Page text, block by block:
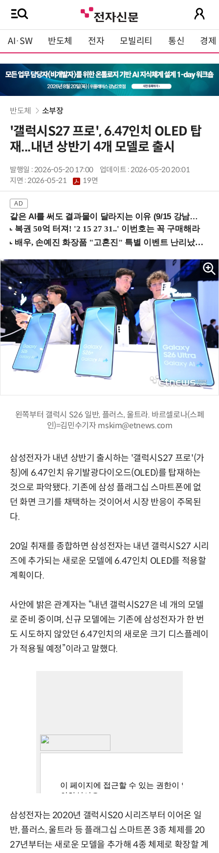
AI·SW 반도체 전자 모빌리티 통신 경제
반도체 소부장
'갤럭시S27 프로', 6.47인치 OLED 탑
재...내년 상반기 4개 모델로 출시
발행일 : 2026-05-20 17:00
업데이트 : 2026-05-20 20:01
지면 :2026-05-21 19면
같은 AI를 써도 결과물이 달라지는 이유 (9/15 강남역)
왼쪽부터 갤럭시 S26 일반, 플러스, 울트라. 바르셀로나(스페
인)=김민수기자 mskim@etnews.com
삼성전자가 내년 상반기 출시하는 '갤럭시S27 프로'(가
칭)에 6.47인치 유기발광다이오드(OLED)를 탑재하는
것으로 파악됐다. 기존에 삼성 플래그십 스마트폰에 없
던 화면 크기를 채택하는 것이어서 시장 반응이 주목된
다.
20일 취재를 종합하면 삼성전자는 내년 갤럭시S27 시리
즈에 추가되는 새로운 모델에 6.47인치 OLED를 적용할
계획이다.
사안에 밝은 관계자는 “내년 갤럭시S27은 네 개의 모델
로 준비 중이며, 신규 모델에는 기존에 삼성전자가 한 번
도 시도하지 않았던 6.47인치의 새로운 크기 디스플레이
가 적용될 예정”이라고 말했다.
삼성전자는 2020년 갤럭시S20 시리즈부터 이어온 일
반, 플러스, 울트라 등 플래그십 스마트폰 3종 체제를 20
27년부터는 새로운 모델을 추가해 4종 체제로 확장할 계